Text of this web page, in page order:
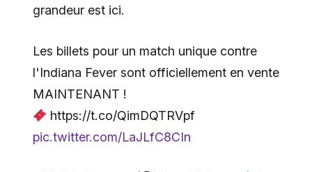
grandeur est ici.
Les billets pour un match unique contre
l'Indiana Fever sont officiellement en vente
MAINTENANT !
https://t.co/QimDQTRVpf
pic.twitter.com/LaJLfC8CIn